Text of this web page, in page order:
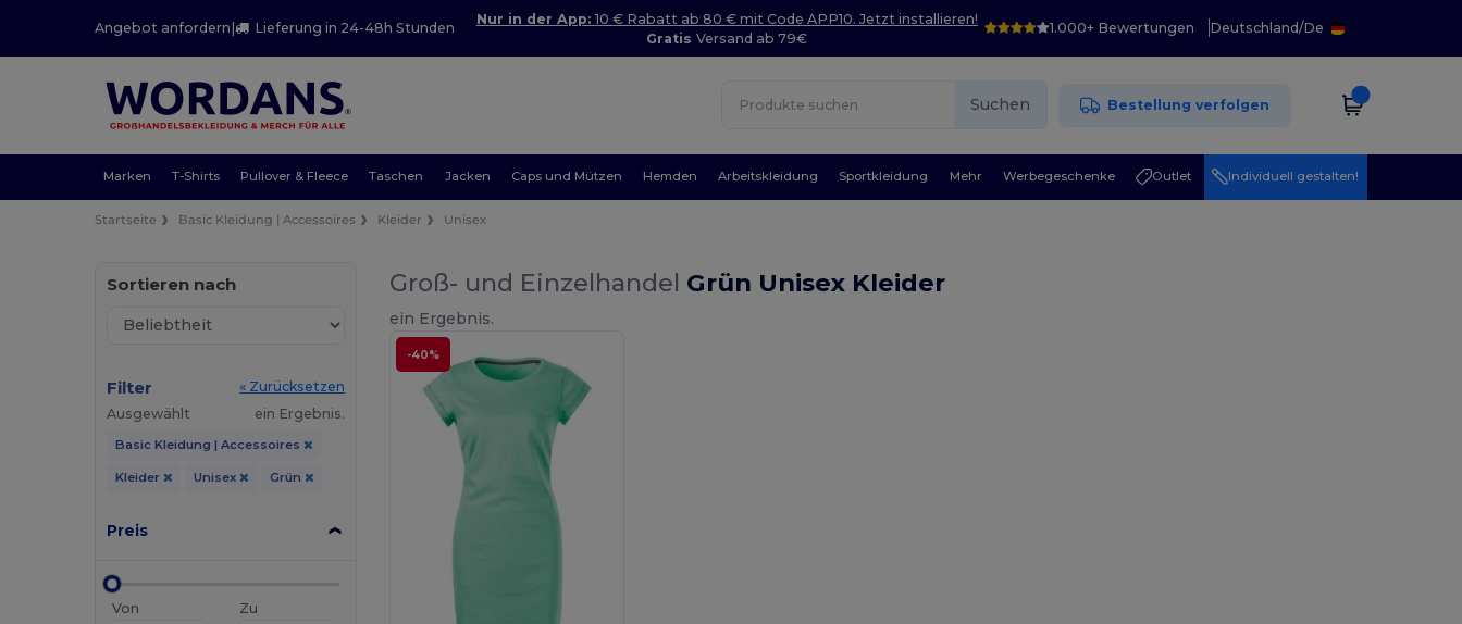
Angebot anfordern | Lieferung in 24-48h Stunden
Nur in der App: 10 € Rabatt ab 80 € mit Code APP10. Jetzt installieren!
GratisVersand ab 79€
1.000+ Bewertungen Deutschland/De
Suchen Bestellung verfolgen
Marken T-Shirts Pullover & Fleece Taschen Jacken Caps und Mützen Hemden Arbeitskleidung Sportkleidung Mehr Werbegeschenke Outlet Individuell gestalten!
Startseite Basic Kleidung | Accessoires Kleider Unisex
Sortieren nach
Filter
« Zurücksetzen
Ausgewählt
ein Ergebnis.
Basic Kleidung | Accessoires
Kleider Unisex Grün
Preis
Von
Zu
Groß- und Einzelhandel Grün Unisex Kleider
ein Ergebnis.
-40%